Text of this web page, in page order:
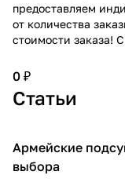
предоставляем
от количества
стоимости заказа!
персональный
0 ₽
Статьи
Подсумки
Армейские
выбора